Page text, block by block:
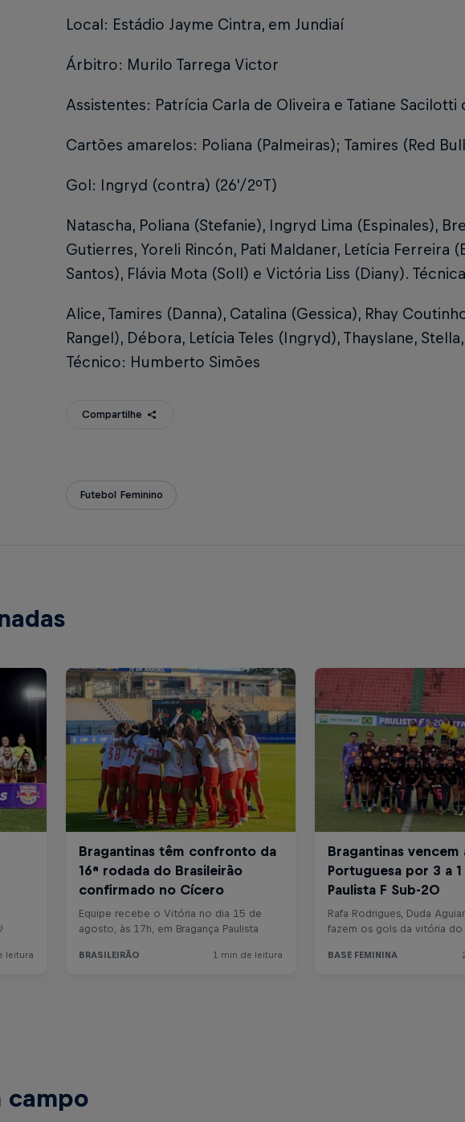
Local: Estádio Jayme Cintra, em Jundiaí
Árbitro: Murilo Tarrega Victor
Assistentes: Patrícia Carla de Oliveira e Tatiane Sacilotti
Cartões amarelos: Poliana (Palmeiras); Tamires (Red
Gol: Ingryd (contra) (26'/2ºT)
Natascha, Poliana (Stefanie), Ingryd Lima (Espinales),
Gutierres, Yoreli Rincón, Pati Maldaner, Letícia Ferreira
Santos), Flávia Mota (Soll) e Victória Liss (Diany).
Alice, Tamires (Danna), Catalina (Gessica), Rhay
Rangel), Débora, Letícia Teles (Ingryd), Thayslane,
Técnico: Humberto Simões
Compartilhe
Futebol Feminino
campo